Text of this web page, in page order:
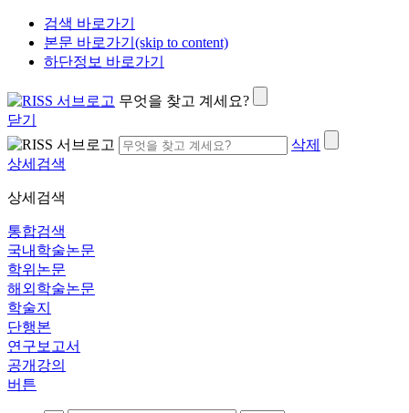
검색 바로가기
본문 바로가기(skip to content)
하단정보 바로가기
무엇을 찾고 계세요?
닫기
삭제
상세검색
상세검색
통합검색
국내학술논문
학위논문
해외학술논문
학술지
단행본
연구보고서
공개강의
버튼